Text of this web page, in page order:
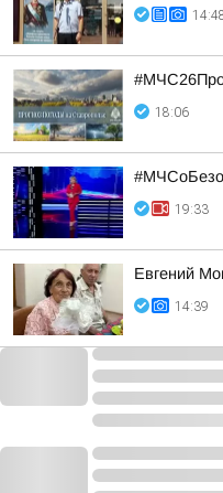
18:06
19:33
Евгений
14:39